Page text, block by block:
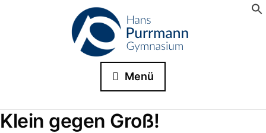
Menü
Klein gegen Groß!